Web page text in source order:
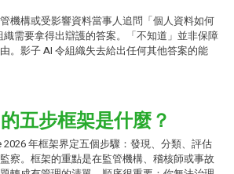
機構或受影響資料當事人追問「個人資料如何
需要拿得出辯護的答案。「不知道」並非保障
。影子 AI 令組織失去給出任何其他答案的能
五步框架是什麼？
年框架界定五個步驟：發現、分類、評估
察。框架的重點是在監管機構、稽核師或事故